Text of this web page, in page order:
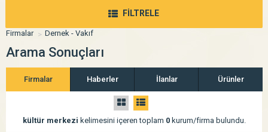
FİLTRELE
Firmalar Dernek - Vakıf
Arama Sonuçları
Firmalar Haberler İlanlar Ürünler
kültür merkezi kelimesini içeren toplam 0kurum/firma bulundu.